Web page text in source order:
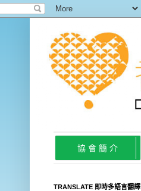
協 會 簡 介
TRANSLATE 即時多語言翻譯